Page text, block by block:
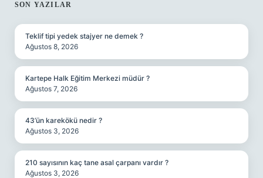
SIDEBAR
SON YAZILAR
Teklif tipi yedek stajyer ne demek ?
Ağustos 8, 2026
Kartepe Halk Eğitim Merkezi müdür ?
Ağustos 7, 2026
43’ün karekökü nedir ?
Ağustos 3, 2026
210 sayısının kaç tane asal çarpanı vardır ?
Ağustos 3, 2026